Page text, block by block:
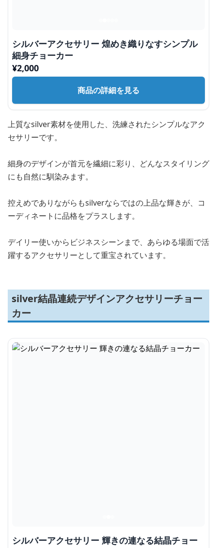
シルバーアクセサリー 煌めき織りなすシンプル
細身チョーカー
¥2,000
商品の詳細を見る
上質なsilver素材を使用した、洗練されたシンプルなアク
セサリーです。
細身のデザインが首元を繊細に彩り、どんなスタイリング
にも自然に馴染みます。
控えめでありながらもsilverならではの上品な輝きが、コ
ーディネートに品格をプラスします。
デイリー使いからビジネスシーンまで、あらゆる場面で活
躍するアクセサリーとして重宝されています。
silver結晶連続デザインアクセサリーチョー
カー
シルバーアクセサリー 輝きの連なる結晶チョー